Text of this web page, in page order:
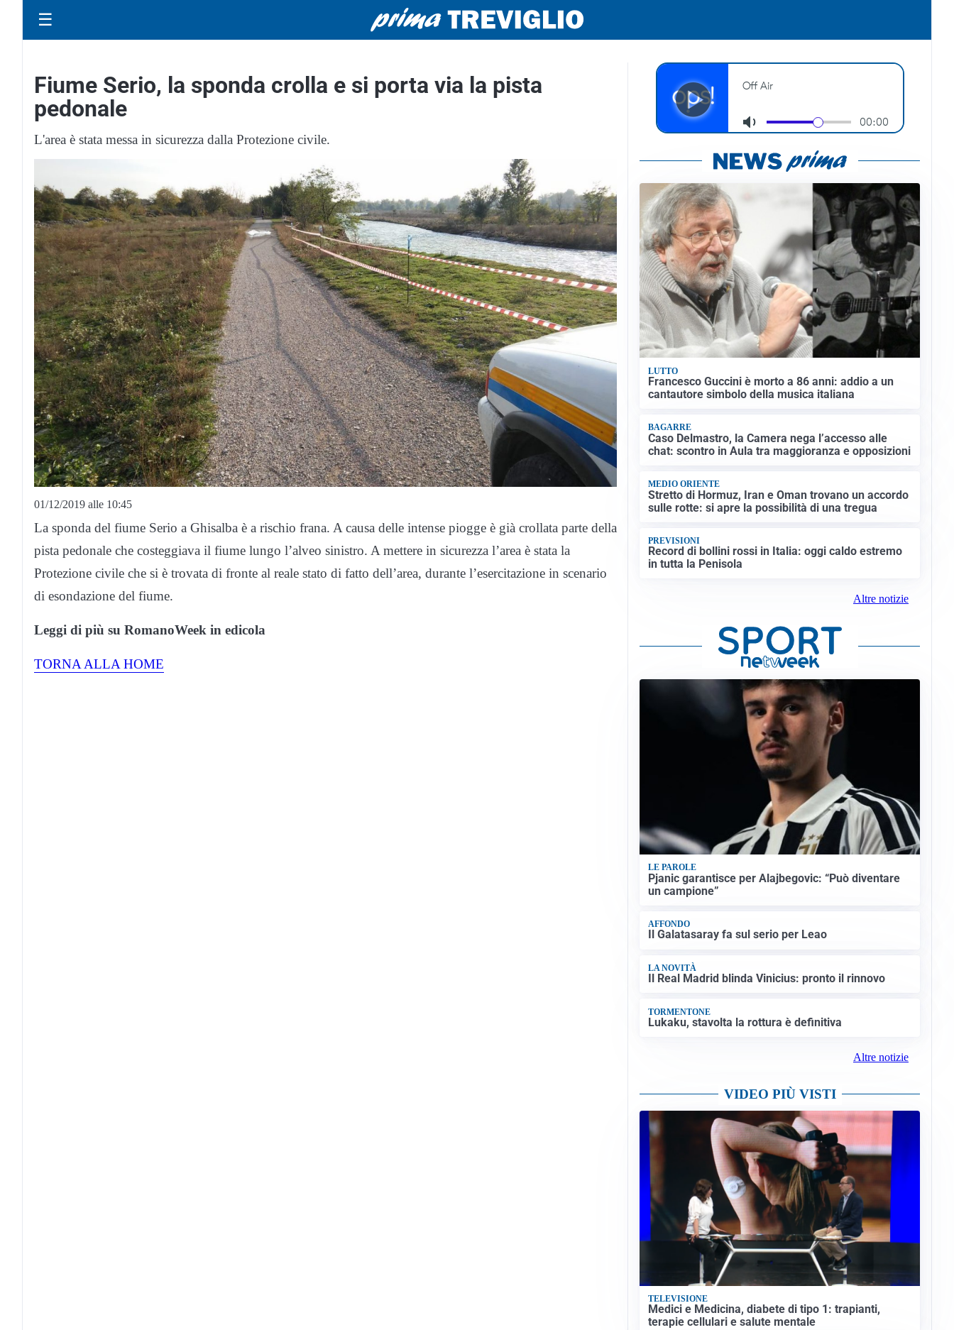
☰
Fiume Serio, la sponda crolla e si porta via la pista
pedonale
L'area è stata messa in sicurezza dalla Protezione civile.
01/12/2019 alle 10:45
La sponda del fiume Serio a Ghisalba è a rischio frana. A causa delle intense piogge è già crollata parte della
pista pedonale che costeggiava il fiume lungo l’alveo sinistro. A mettere in sicurezza l’area è stata la
Protezione civile che si è trovata di fronte al reale stato di fatto dell’area, durante l’esercitazione in scenario
di esondazione del fiume.
Leggi di più su RomanoWeek in edicola
TORNA ALLA HOME
LUTTO
Francesco Guccini è morto a 86 anni: addio a un
cantautore simbolo della musica italiana
BAGARRE
Caso Delmastro, la Camera nega l’accesso alle
chat: scontro in Aula tra maggioranza e opposizioni
MEDIO ORIENTE
Stretto di Hormuz, Iran e Oman trovano un accordo
sulle rotte: si apre la possibilità di una tregua
PREVISIONI
Record di bollini rossi in Italia: oggi caldo estremo
in tutta la Penisola
Altre notizie
LE PAROLE
Pjanic garantisce per Alajbegovic: “Può diventare
un campione”
AFFONDO
Il Galatasaray fa sul serio per Leao
LA NOVITÀ
Il Real Madrid blinda Vinicius: pronto il rinnovo
TORMENTONE
Lukaku, stavolta la rottura è definitiva
Altre notizie
VIDEO PIÙ VISTI
TELEVISIONE
Medici e Medicina, diabete di tipo 1: trapianti,
terapie cellulari e salute mentale